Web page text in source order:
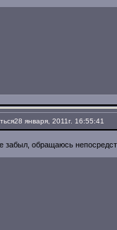
28 января, 2011г. 16:55:41
забыл, обращаюсь